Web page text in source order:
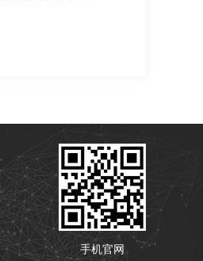
手机官网